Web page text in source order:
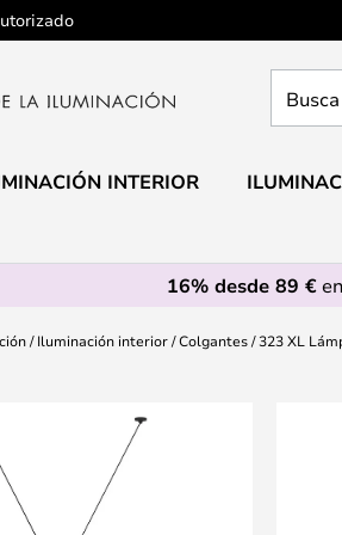
aquí
INTERIOR
16% desde 89 €
Iluminación interior Colgantes 323 XL